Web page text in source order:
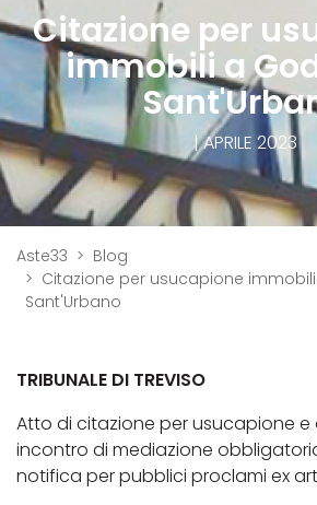
Citazione per
immobili a
| APRILE 2023
Aste33
Blog
Citazione per usucapione
Sant'Urbano
TRIBUNALE DI TREVISO
Atto di citazione per usucapione
incontro di mediazione
notifica per pubblici proclami ex